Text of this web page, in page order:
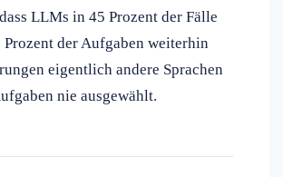
LLMs in 45 Prozent der Fälle
der Aufgaben weiterhin
eigentlich andere Sprachen
nie ausgewählt.